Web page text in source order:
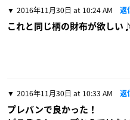
2016年11月30日 at 10:24 AM 返
これと同じ柄の財布が欲しい♪
2016年11月30日 at 10:33 AM 返
プレバンで良かった！